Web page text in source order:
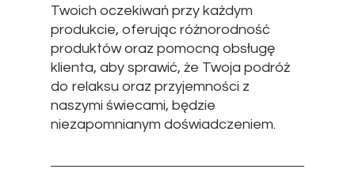
Twoich oczekiwań przy każdym
produkcie, oferując różnorodność
produktów oraz pomocną obsługę
klienta, aby sprawić, że Twoja podróż
do relaksu oraz przyjemności z
naszymi świecami, będzie
niezapomnianym doświadczeniem.